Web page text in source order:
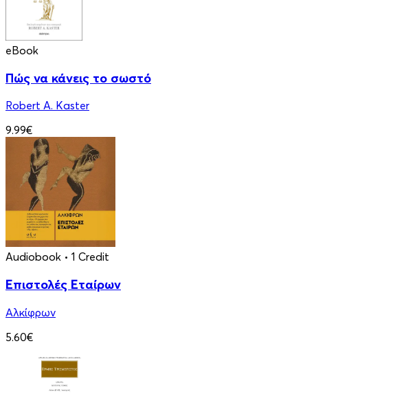
eBook
Πώς να κάνεις το σωστό
Robert A. Kaster
9.99€
Audiobook • 1 Credit
Επιστολές Εταίρων
Αλκίφρων
5.60€